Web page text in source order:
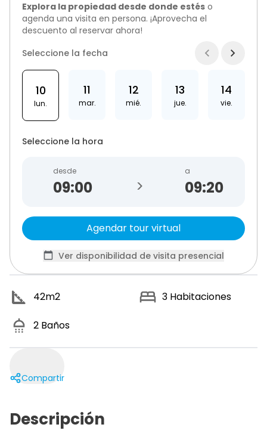
Explora la propiedad desde donde estés o
agenda una visita en persona. ¡Aprovecha el
descuento al reservar ahora!
Seleccione la fecha
10
lun.
11
mar.
12
mié.
13
jue.
14
vie.
Seleccione la hora
desde
>
a
09:20
Agendar tour virtual
Ver disponibilidad de visita presencial
42m2 3 Habitaciones
2 Baños
Compartir
Descripción